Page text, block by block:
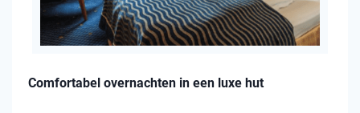
Comfortabel overnachten in een luxe hut